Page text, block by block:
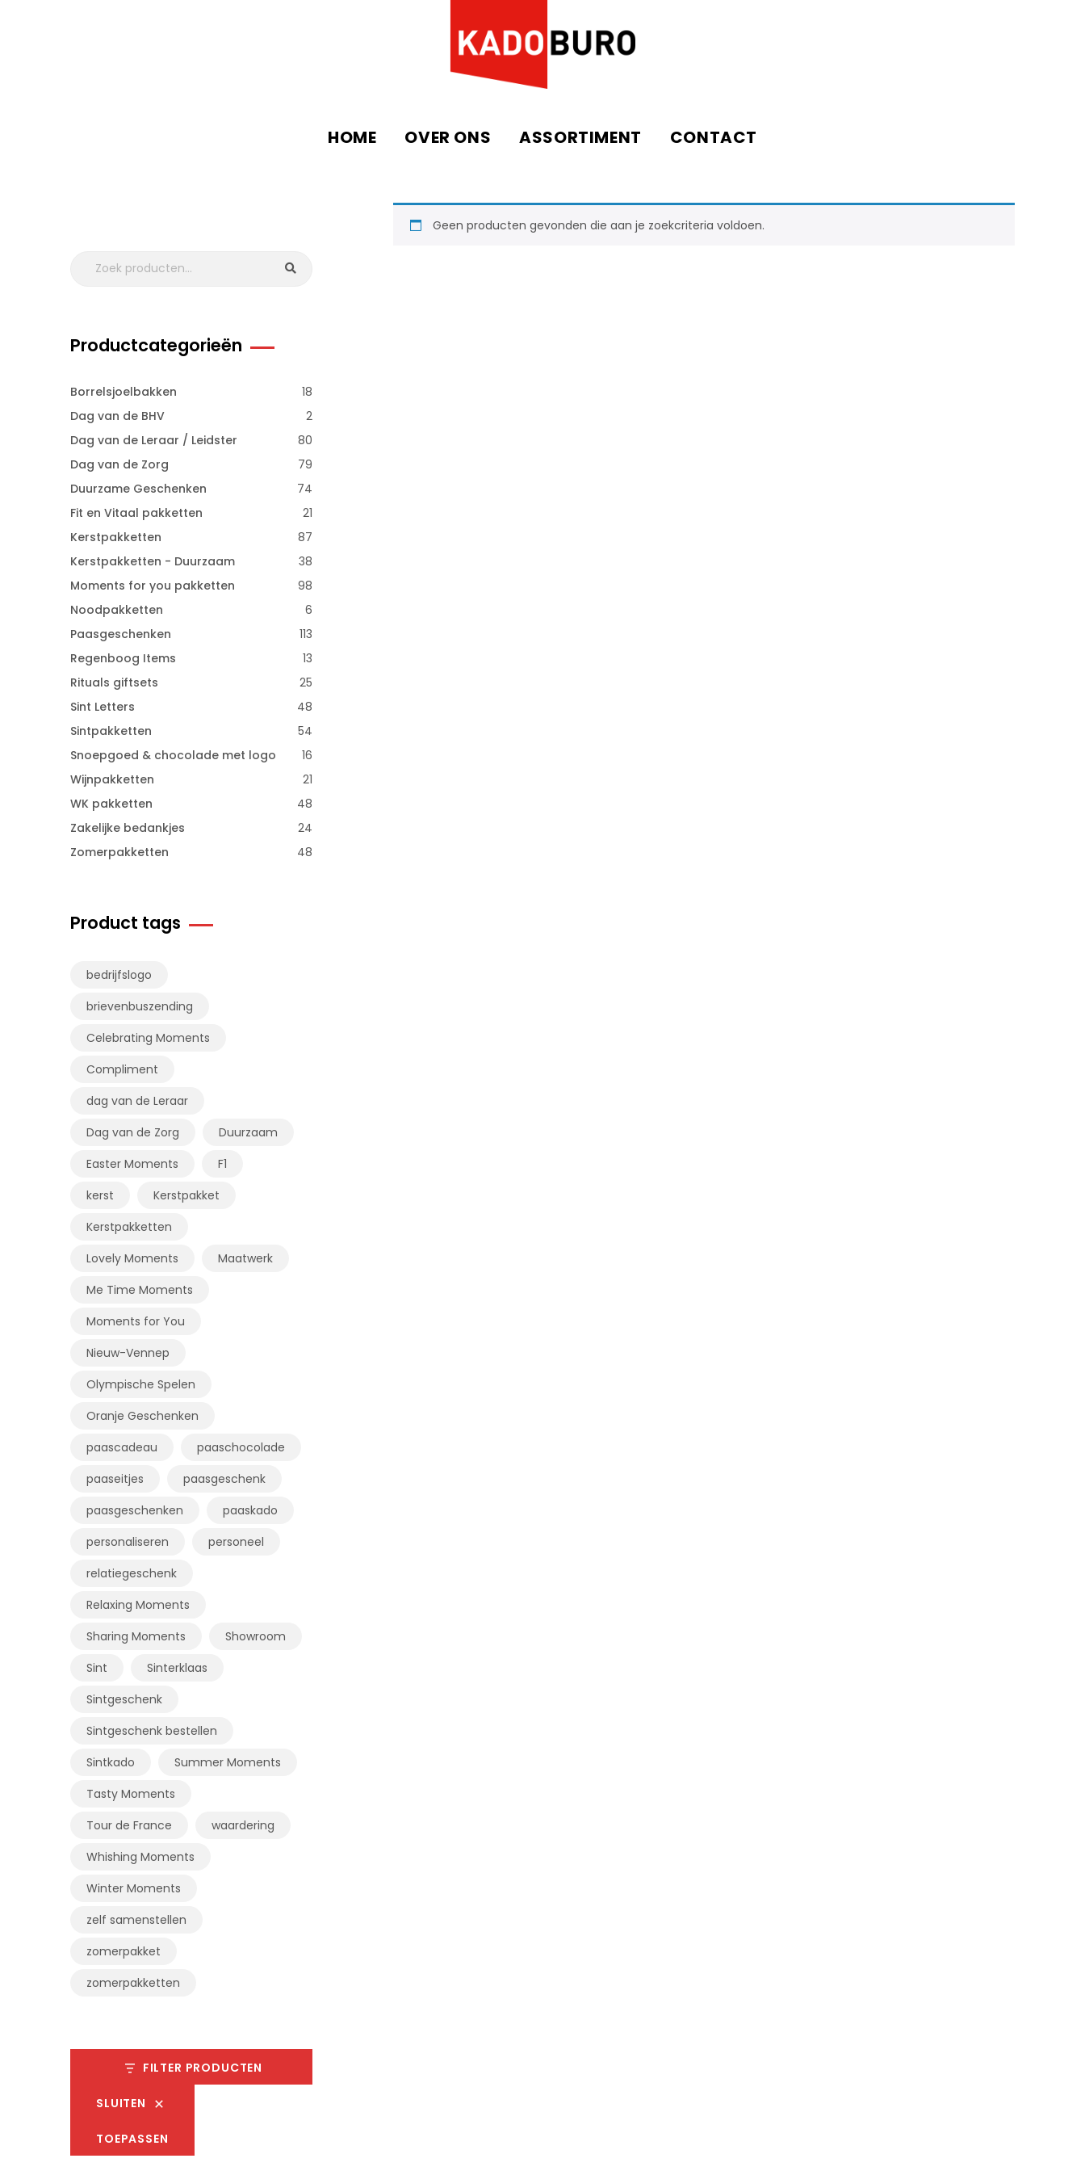
HOME OVER ONS ASSORTIMENT CONTACT
Geen producten gevonden die aan je zoekcriteria voldoen.
Productcategorieën
Borrelsjoelbakken
18
Dag van de BHV
2
Dag van de Leraar / Leidster
80
Dag van de Zorg
79
Duurzame Geschenken
74
Fit en Vitaal pakketten
21
Kerstpakketten
87
Kerstpakketten - Duurzaam
38
Moments for you pakketten
98
Noodpakketten
6
Paasgeschenken
113
Regenboog Items
13
Rituals giftsets
25
Sint Letters
48
Sintpakketten
54
Snoepgoed & chocolade met logo
16
Wijnpakketten
21
WK pakketten
48
Zakelijke bedankjes
24
Zomerpakketten
48
Product tags
bedrijfslogo
brievenbuszending
Celebrating Moments
Compliment
dag van de Leraar
Dag van de Zorg
Duurzaam
Easter Moments
F1
kerst
Kerstpakket
Kerstpakketten
Lovely Moments
Maatwerk
Me Time Moments
Moments for You
Nieuw-Vennep
Olympische Spelen
Oranje Geschenken
paascadeau
paaschocolade
paaseitjes
paasgeschenk
paasgeschenken
paaskado
personaliseren
personeel
relatiegeschenk
Relaxing Moments
Sharing Moments
Showroom
Sint
Sinterklaas
Sintgeschenk
Sintgeschenk bestellen
Sintkado
Summer Moments
Tasty Moments
Tour de France
waardering
Whishing Moments
Winter Moments
zelf samenstellen
zomerpakket
zomerpakketten
FILTER PRODUCTEN
SLUITEN
TOEPASSEN